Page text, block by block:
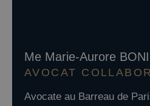
Me Marie-Aurore
AVOCAT
Avocate au Barreau de